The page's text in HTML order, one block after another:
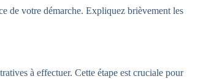
de votre démarche. Expliquez brièvement les
à effectuer. Cette étape est cruciale pour